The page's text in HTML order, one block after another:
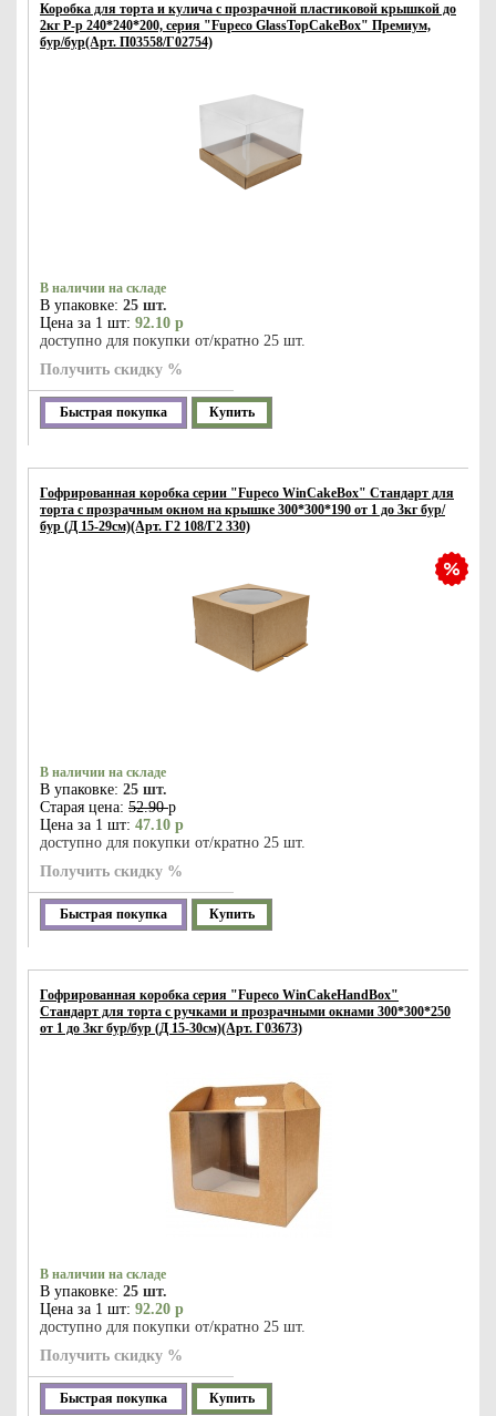
Коробка для торта и кулича с прозрачной пластиковой крышкой до
2кг Р-р 240*240*200, серия "Fupeco GlassTopCakeBox" Премиум,
бур/бур(Арт. П03558/Г02754)
В наличии на складе
В упаковке: 25 шт.
Цена за 1 шт: 92.10 р
доступно для покупки от/кратно 25 шт.
Получить скидку %
Быстрая покупка Купить
Гофрированная коробка серии "Fupeco WinCakeBox" Стандарт для
торта c прозрачным окном на крышке 300*300*190 от 1 до 3кг бур/
бур (Д 15-29см)(Арт. Г2 108/Г2 330)
В наличии на складе
В упаковке: 25 шт.
Старая цена: 52.90р
Цена за 1 шт: 47.10 р
доступно для покупки от/кратно 25 шт.
Получить скидку %
Быстрая покупка Купить
Гофрированная коробка серия "Fupeco WinCakeHandBox"
Стандарт для торта c ручками и прозрачными окнами 300*300*250
от 1 до 3кг бур/бур (Д 15-30см)(Арт. Г03673)
В наличии на складе
В упаковке: 25 шт.
Цена за 1 шт: 92.20 р
доступно для покупки от/кратно 25 шт.
Получить скидку %
Быстрая покупка Купить